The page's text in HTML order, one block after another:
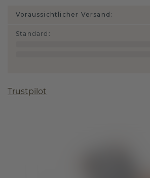
Voraussichtlicher Versand:
Standard :
Trustpilot